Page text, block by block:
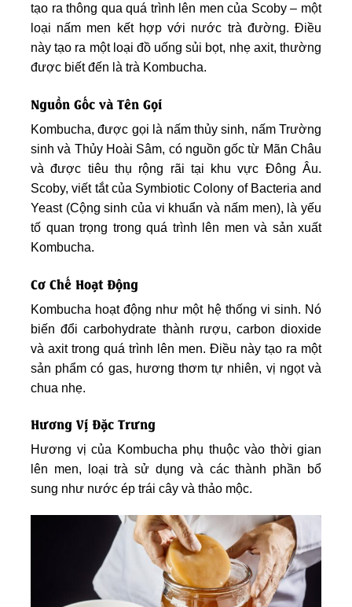
tạo ra thông qua quá trình lên men của Scoby – một
loại nấm men kết hợp với nước trà đường. Điều
này tạo ra một loại đồ uống sủi bọt, nhẹ axit, thường
được biết đến là trà Kombucha.
Nguồn Gốc và Tên Gọi
Kombucha, được gọi là nấm thủy sinh, nấm Trường
sinh và Thủy Hoài Sâm, có nguồn gốc từ Mãn Châu
và được tiêu thụ rộng rãi tại khu vực Đông Âu.
Scoby, viết tắt của Symbiotic Colony of Bacteria and
Yeast (Cộng sinh của vi khuẩn và nấm men), là yếu
tố quan trọng trong quá trình lên men và sản xuất
Kombucha.
Cơ Chế Hoạt Động
Kombucha hoạt động như một hệ thống vi sinh. Nó
biến đổi carbohydrate thành rượu, carbon dioxide
và axit trong quá trình lên men. Điều này tạo ra một
sản phẩm có gas, hương thơm tự nhiên, vị ngọt và
chua nhẹ.
Hương Vị Đặc Trưng
Hương vị của Kombucha phụ thuộc vào thời gian
lên men, loại trà sử dụng và các thành phần bổ
sung như nước ép trái cây và thảo mộc.